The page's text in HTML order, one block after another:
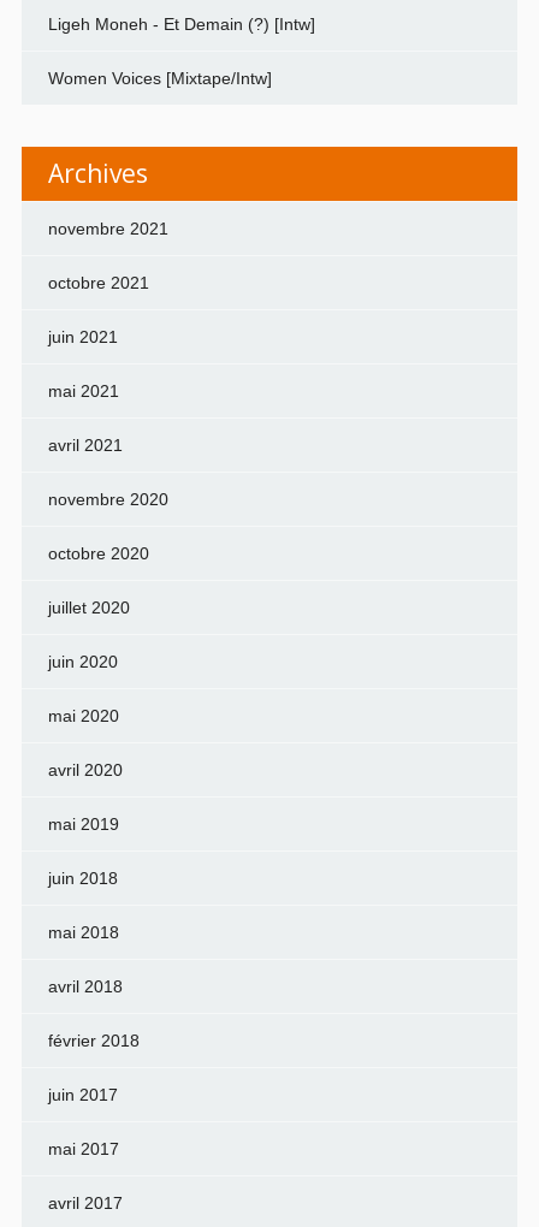
Ligeh Moneh - Et Demain (?) [Intw]
Women Voices [Mixtape/Intw]
Archives
novembre 2021
octobre 2021
juin 2021
mai 2021
avril 2021
novembre 2020
octobre 2020
juillet 2020
juin 2020
mai 2020
avril 2020
mai 2019
juin 2018
mai 2018
avril 2018
février 2018
juin 2017
mai 2017
avril 2017